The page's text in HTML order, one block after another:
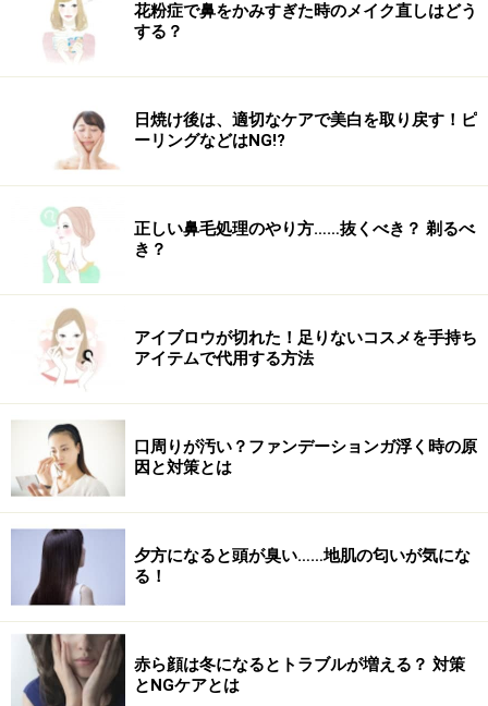
2.精油を加え容器を振って混ぜ合わせます。 マージョラ
ム；1滴
ジンジャー ；1滴
ラベンダー ；1滴
腰痛を改善するアロママッサージのやり方
マッサージのポイント
深部の筋肉にも届くよう、しっかりしたマッサージを、
ゆっくりと行いうように心がけます。
1．
オイルを背中全体に伸ばす
腰部全体に掌でオイルをまんべんなく伸ばします。
2．
円を描くようにマッサージする
花粉症で鼻をかみすぎた時のメイク直しはどう
する？
日焼け後は、適切なケアで美白を取り戻す！ピ
ーリングなどはNG!?
正しい鼻毛処理のやり方……抜くべき？ 剃るべ
き？
アイブロウが切れた！足りないコスメを手持ち
アイテムで代用する方法
口周りが汚い？ファンデーションガ浮く時の原
因と対策とは
夕方になると頭が臭い……地肌の匂いが気にな
る！
赤ら顔は冬になるとトラブルが増える？ 対策
とNGケアとは